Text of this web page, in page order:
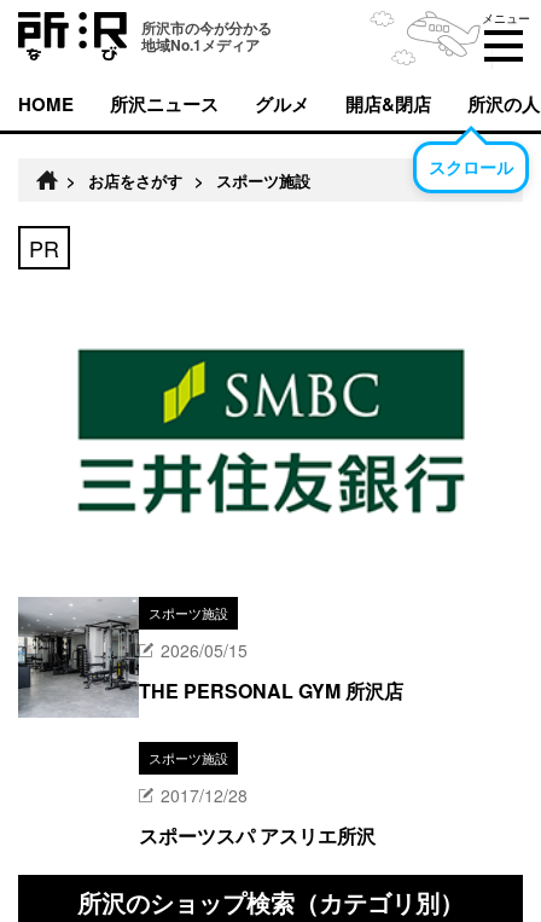
所沢市の今が分かる
地域No.1メディア
メニュー
HOME 所沢ニュース グルメ 開店&閉店 所沢の人
スクロール
> お店をさがす > スポーツ施設
PR
スポーツ施設
2026/05/15
THE PERSONAL GYM 所沢店
スポーツ施設
2017/12/28
スポーツスパ アスリエ所沢
所沢のショップ検索（カテゴリ別）